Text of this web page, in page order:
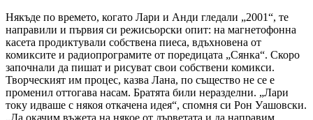
Някъде по времето, когато Лари и Анди гледали „2001“, те
направили и първия си режисьорски опит: на магнетофонна
касета продиктували собствена пиеса, вдъхновена от
комиксите и радиопрограмите от поредицата „Сянка“. Скоро
започнали да пишат и рисуват свои собствени комикси.
Творческият им процес, казва Лана, по същество не се е
променил оттогава насам. Братята били неразделни. „Лари
току идваше с някоя откачена идея“, спомня си Рон Уашовски.
„Да окачим въжета на някое от дърветата и да направим